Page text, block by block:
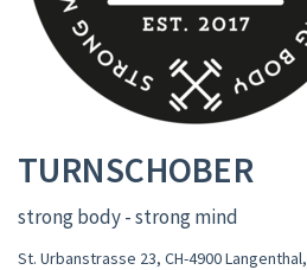
TURNSCHOBER
strong body - strong mind
St. Urbanstrasse 23, CH-4900 Langenthal,